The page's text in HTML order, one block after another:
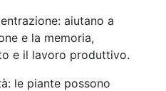
aiutano a
e la memoria,
e il lavoro produttivo.
le piante possono